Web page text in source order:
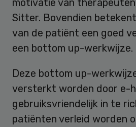
Sitter. Bovendien
van de patiënt een goed
een bottom up-werkwijze.
Deze bottom up-
versterkt worden door e-
gebruiksvriendelijk in te
patiënten verleid worden